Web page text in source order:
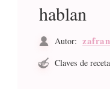
hablan
Autor:
Claves de